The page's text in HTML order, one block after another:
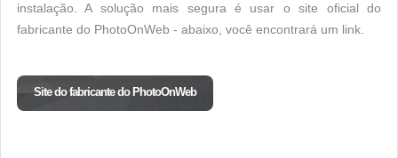
instalação. A solução mais segura é usar o site oficial do
fabricante do PhotoOnWeb - abaixo, você encontrará um link.
Site do fabricante do PhotoOnWeb